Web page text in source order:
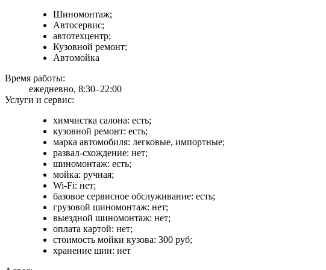
Шиномонтаж;
Автосервис;
автотехцентр;
Кузовной ремонт;
Автомойка
Время работы:
ежедневно, 8:30–22:00
Услуги и сервис:
химчистка салона: есть;
кузовной ремонт: есть;
марка автомобиля: легковые, импортные;
развал-схождение: нет;
шиномонтаж: есть;
мойка: ручная;
Wi-Fi: нет;
базовое сервисное обслуживание: есть;
грузовой шиномонтаж: нет;
выездной шиномонтаж: нет;
оплата картой: нет;
стоимость мойки кузова: 300 руб;
хранение шин: нет